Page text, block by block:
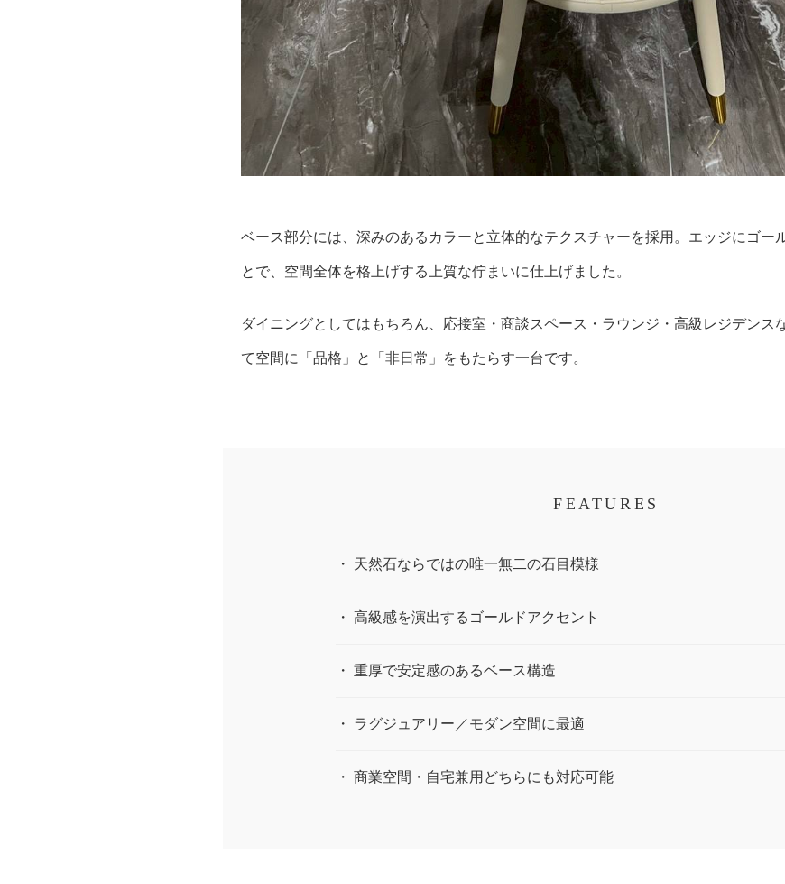
ベース部分には、深みのあるカラーと立体的なテクスチャーを採用。エッジにゴー
とで、空間全体を格上げする上質な佇まいに仕上げました。
ダイニングとしてはもちろん、応接室・商談スペース・ラウンジ・高級レジデンス
て空間に「品格」と「非日常」をもたらす一台です。
FEATURES
・ 天然石ならではの唯一無二の石目模様
・ 高級感を演出するゴールドアクセント
・ 重厚で安定感のあるベース構造
・ ラグジュアリー／モダン空間に最適
・ 商業空間・自宅兼用どちらにも対応可能